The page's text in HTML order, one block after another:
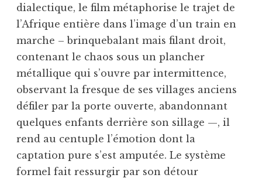
dialectique, le film métaphorise le trajet de
l’Afrique entière dans l’image d’un train en
marche – brinquebalant mais filant droit,
contenant le chaos sous un plancher
métallique qui s’ouvre par intermittence,
observant la fresque de ses villages anciens
défiler par la porte ouverte, abandonnant
quelques enfants derrière son sillage —, il
rend au centuple l’émotion dont la
captation pure s’est amputée. Le système
formel fait ressurgir par son détour